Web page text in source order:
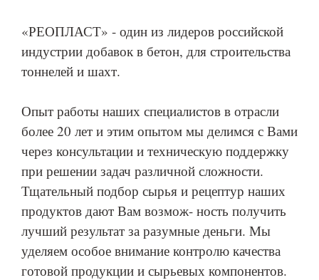
«РЕОПЛАСТ» - один из лидеров российской
индустрии добавок в бетон, для строительства
тоннелей и шахт.
Опыт работы наших специалистов в отрасли
более 20 лет и этим опытом мы делимся с Вами
через консультации и техническую поддержку
при решении задач различной сложности.
Тщательный подбор сырья и рецептур наших
продуктов дают Вам возмож- ность получить
лучший результат за разумные деньги. Мы
уделяем особое внимание контролю качества
готовой продукции и сырьевых компонентов.